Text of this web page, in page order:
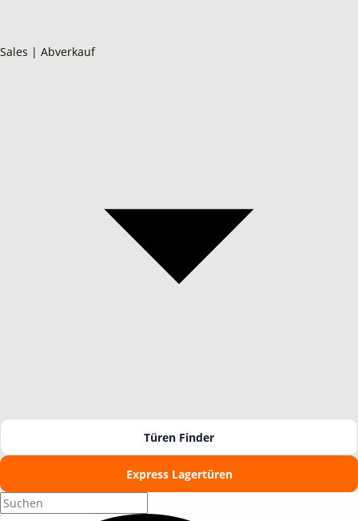
Sales | Abverkauf
Türen Finder
Express Lagertüren